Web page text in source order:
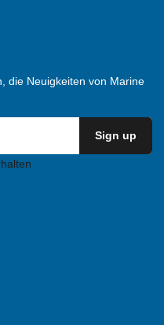
die Neuigkeiten von Marine